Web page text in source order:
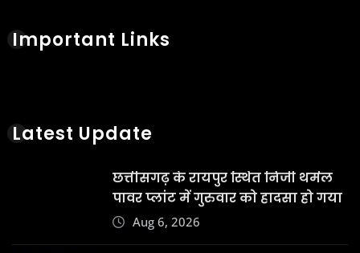
Important Links
Latest Update
छत्तीसगढ़ के रायपुर स्थित निजी थर्मल
पावर प्लांट में गुरुवार को हादसा हो गया
Aug 6, 2026